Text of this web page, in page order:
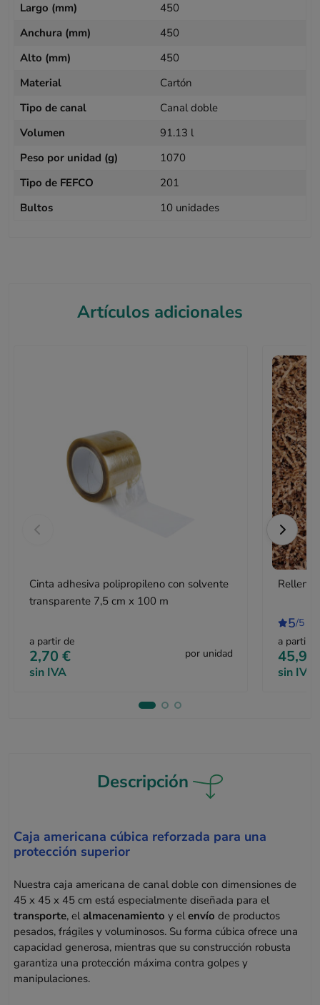
Largo (mm)
450
Anchura (mm)
450
Alto (mm)
450
Material
Cartón
Tipo de canal
Canal doble
Volumen
91.13 l
Peso por unidad (g)
1070
Tipo de FEFCO
201
Bultos
10 unidades
Artículos adicionales
Cinta adhesiva polipropileno con solvente
transparente 7,5 cm x 100 m
a partir de
2,70 €
sin IVA
por unidad
Relleno
5/5
a partir
45,95
sin IVA
Descripción
Caja americana cúbica reforzada para una
protección superior
Nuestra caja americana de canal doble con dimensiones de
45 x 45 x 45 cm está especialmente diseñada para el
transporte, elalmacenamiento y elenvío de productos
pesados, frágiles y voluminosos. Su forma cúbica ofrece una
capacidad generosa, mientras que su construcción robusta
garantiza una protección máxima contra golpes y
manipulaciones.